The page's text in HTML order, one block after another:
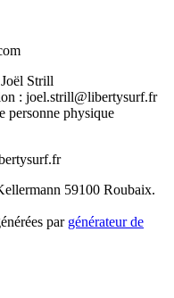
Strill
: joel.strill@libertysurf.fr
personne physique
59100 Roubaix.
par générateur de